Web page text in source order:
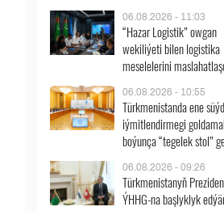
06.08.2026 - 11:03
“Hazar Logistik” owgan
wekiliýeti bilen logistika
meselelerini
06.08.2026 - 10:55
Türkmenistanda ene
iýmitlendirmegi
boýunça “tegelek stol”
06.08.2026 - 09:26
Türkmenistanyň
ÝHHG-na başlyklyk